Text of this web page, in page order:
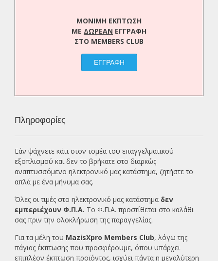
ΜΟΝΙΜΗ ΕΚΠΤΩΣΗ
ΜΕ ΔΩΡΕΑΝ ΕΓΓΡΑΦΗ
ΣΤΟ MEMBERS CLUB
ΕΓΓΡΑΦΗ
Πληροφορίες
Εάν ψάχνετε κάτι στον τομέα του επαγγελματικού
εξοπλισμού και δεν το βρήκατε στο διαρκώς
αναπτυσσόμενο ηλεκτρονικό μας κατάστημα, ζητήστε το
απλά με ένα μήνυμα σας.
Όλες οι τιμές στο ηλεκτρονικό μας κατάστημα δεν
εμπεριέχουν Φ.Π.Α. Το Φ.Π.Α. προστίθεται στο καλάθι
σας πριν την ολοκλήρωση της παραγγελίας.
Για τα μέλη του MazisXpro Members Club, λόγω της
πάγιας έκπτωσης που προσφέρουμε, όπου υπάρχει
επιπλέον έκπτωση προϊόντος, ισχύει πάντα η μεγαλύτερη